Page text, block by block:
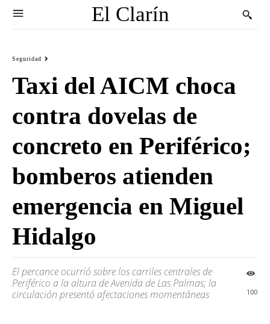
El Clarín
Seguridad
Taxi del AICM choca
contra dovelas de
concreto en Periférico;
bomberos atienden
emergencia en Miguel
Hidalgo
El percance ocurrió sobre los carriles centrales de
Periférico a la altura de Avenida de Las Palmas; la
circulación presentó afectaciones momentáneas
100